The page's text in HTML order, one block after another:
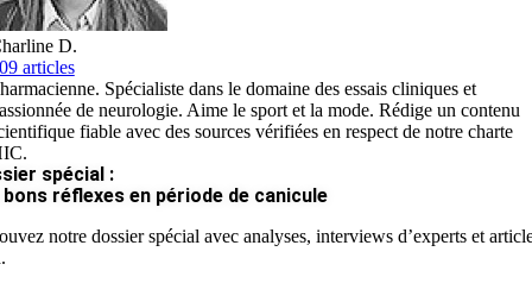
D.
articles
Spécialiste dans le domaine des essais cliniques et
de neurologie. Aime le sport et la mode. Rédige un contenu
fiable avec des sources vérifiées en respect de notre charte
spécial :
bons réflexes en période de canicule
notre dossier spécial avec analyses, interviews d’experts et